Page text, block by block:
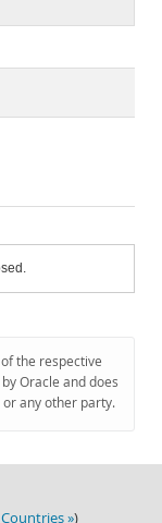
the respective
Oracle and does
any other party.
»)